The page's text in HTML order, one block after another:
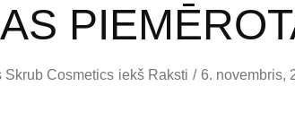
Skrub Cosmetics iekš Raksti 6. novembris,